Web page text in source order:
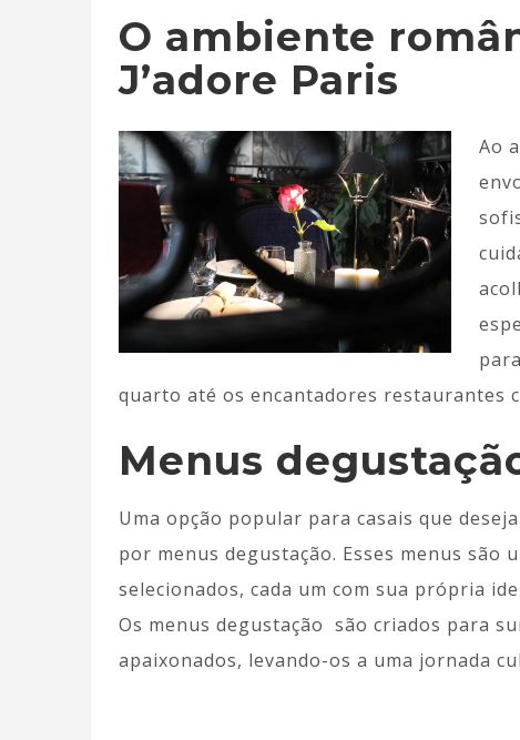
O ambiente
J’adore Paris
Ao
quarto até os encantadores restaurantes
Menus
Uma opção popular para casais que
por menus degustação. Esses menus são
selecionados, cada um com sua própria
Os menus degustação são criados para
apaixonados, levando-os a uma jornada